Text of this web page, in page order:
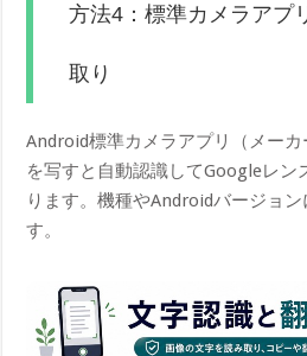
方法4：標準カメラアプ
取り
Android標準カメラアプリ（メーカ
を写すと自動認識してGoogleレン
ります。機種やAndroidバージョ
す。